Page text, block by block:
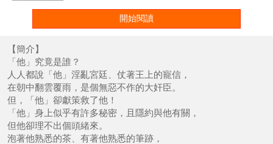
開始閱讀
【簡介】
「他」究竟是誰？
人人都說「他」淫亂宮廷、仗著王上的寵信，
在朝中翻雲覆雨，是個無惡不作的大奸臣。
但，「他」卻獻策救了他！
「他」身上似乎有許多秘密，且隱約與他有關，
但他卻理不出個頭緒來。
泡著他熟悉的茶、有著他熟悉的筆跡，